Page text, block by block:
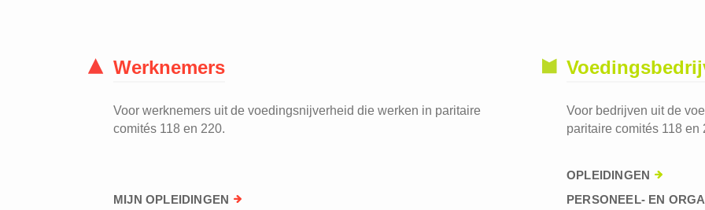
Werknemers
Voor werknemers uit de voedingsnijverheid die werken in paritaire
comités 118 en 220.
MIJN OPLEIDINGEN
Voor bedrijven uit de
paritaire comités 118 en
OPLEIDINGEN
PERSONEEL- EN